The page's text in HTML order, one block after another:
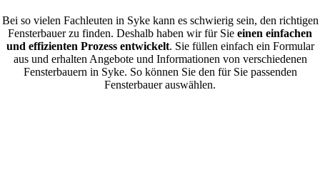
Bei so vielen Fachleuten in Syke kann es schwierig sein, den richtigen
Fensterbauer zu finden. Deshalb haben wir für Sie einen einfachen
und effizienten Prozess entwickelt. Sie füllen einfach ein Formular
aus und erhalten Angebote und Informationen von verschiedenen
Fensterbauern in Syke. So können Sie den für Sie passenden
Fensterbauer auswählen.